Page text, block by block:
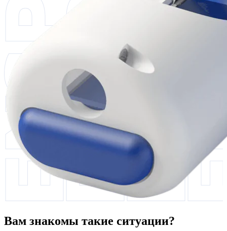
Вам знакомы такие ситуации?